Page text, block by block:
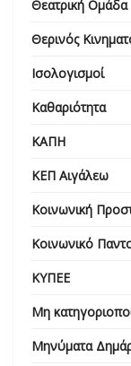
Θεατρική Ομάδα
Θερινός
Ισολογισμοί
Καθαριότητα
ΚΑΠΗ
ΚΕΠ Αιγάλεω
Κοινωνική
Κοινωνικό
ΚΥΠΕΕ
Μη
Μηνύματα